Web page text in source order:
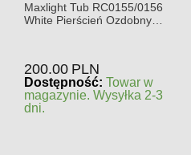
Maxlight Tub RC0155/0156
White Pierścień Ozdobny
200.00 PLN
Dostępność: Towar w
magazynie. Wysyłka 2-3
dni.